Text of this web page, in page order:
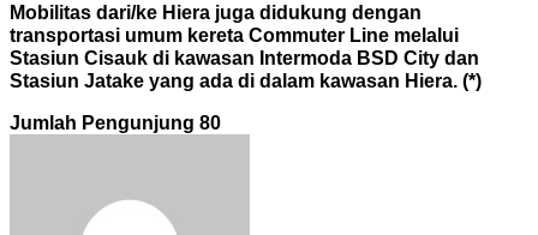
Mobilitas dari/ke Hiera juga didukung dengan
transportasi umum kereta Commuter Line melalui
Stasiun Cisauk di kawasan Intermoda BSD City dan
Stasiun Jatake yang ada di dalam kawasan Hiera. (*)
Jumlah Pengunjung 80